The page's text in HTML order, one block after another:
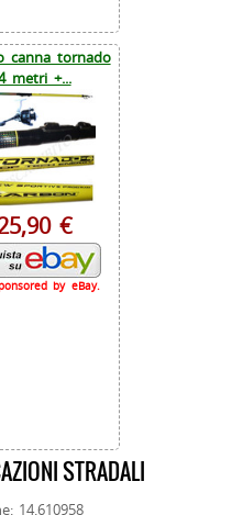
canna tornado
metri +...
€
by eBay.
STRADALI
14.610958